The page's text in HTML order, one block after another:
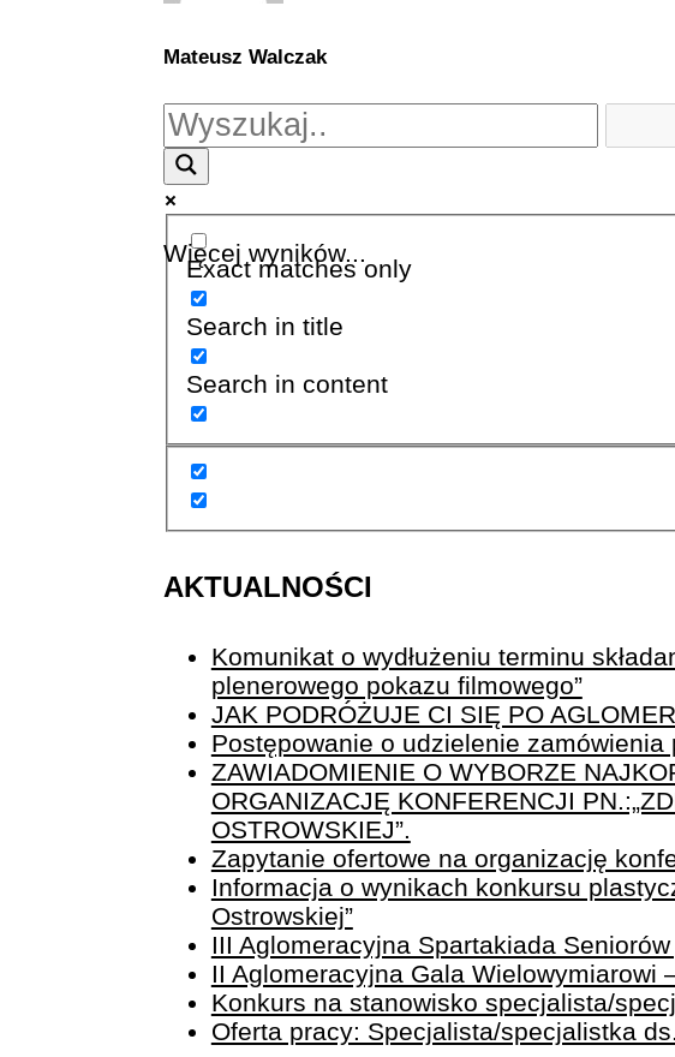
Mateusz Walczak
Więcej wyników...
Exact matches only
Search in title
Search in content
AKTUALNOŚCI
Komunikat o wydłużeniu terminu
plenerowego pokazu filmowego”
JAK PODRÓŻUJE CI SIĘ PO
Postępowanie o udzielenie zamówienia
ZAWIADOMIENIE O WYBORZE
ORGANIZACJĘ KONFERENCJI
OSTROWSKIEJ”.
Zapytanie ofertowe na organizację
Informacja o wynikach konkursu
Ostrowskiej”
III Aglomeracyjna Spartakiada
II Aglomeracyjna Gala Wielowymiarowi
Konkurs na stanowisko specjalista/
Oferta pracy: Specjalista/specjalistka